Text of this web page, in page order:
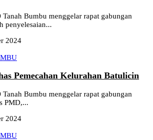
Bumbu menggelar rapat gabungan
penyelesaian...
2024
Pemecahan Kelurahan Batulicin
Bumbu menggelar rapat gabungan
PMD,...
2024